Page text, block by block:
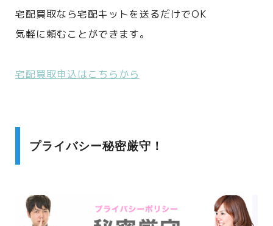
宅配買取なら宅配キットを送るだけでOK
気軽に頼むことができます。
宅配買取申込はこちらから
プライバシー秘密厳守！